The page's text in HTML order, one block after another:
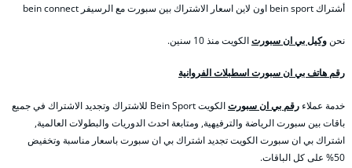
أشتراك bein sport اون لاين اسعار الاشتراك بين سبورت مع الرسيفر bein connect
نحنوكيل بي ان سبورتالكويت منذ 10 سنين.
رقم هاتف بي ان سبورت اسطبلات الفروانية
خدمة عملاء رقم بي ان سبورت
الكويت Bein Sport للاشتراك وتجديد الاشتراك في جميع
باقات بين سبورت الرياضة والترفيهية, ومتابعة احدث الدوريات والبطولات العالمية,
اشتراك بي ان سبورت الكويت تجديد اشتراك بي ان سبورت باسعار مناسبة وتخفيض
50% على كل الباقات.